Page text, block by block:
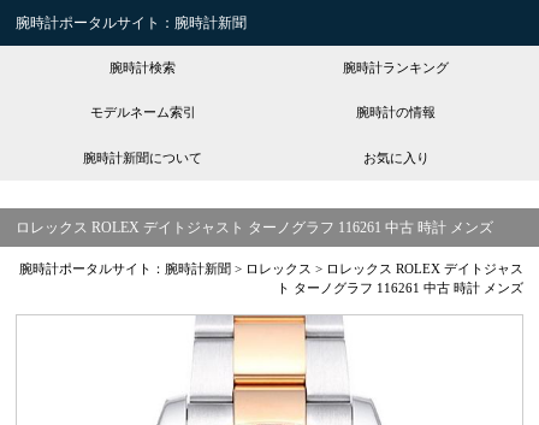
腕時計ポータルサイト：腕時計新聞
腕時計検索 腕時計ランキング
モデルネーム索引 腕時計の情報
腕時計新聞について お気に入り
ロレックス ROLEX デイトジャスト ターノグラフ 116261 中古 時計 メンズ
腕時計ポータルサイト：腕時計新聞 > ロレックス > ロレックス ROLEX デイトジャス
ト ターノグラフ 116261 中古 時計 メンズ